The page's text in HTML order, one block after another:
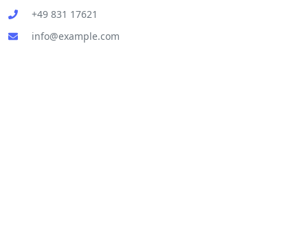
+49 831 17621
info@example.com